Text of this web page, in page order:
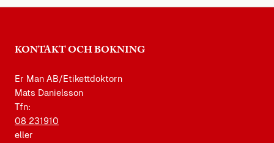
KONTAKT OCH BOKNING
Er Man AB/Etikettdoktorn
Mats Danielsson
Tfn:
08 231910
eller